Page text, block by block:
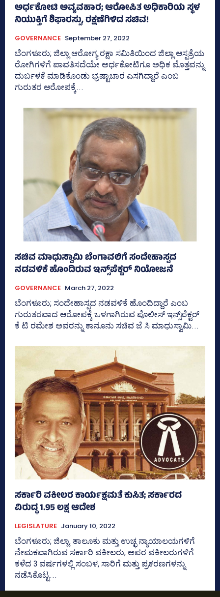
ಅರ್ಧಕೋಟಿ ಅವ್ಯವಹಾರ; ಆರೋಪಿತ ಅಧಿಕಾರಿಯ ಸ್ಥಳ
ನಿಯುಕ್ತಿಗೆ ಶಿಫಾರಸ್ಸು, ರಕ್ಷಣೆಗಿಳಿದ ಸಚಿವ!
GOVERNANCE September 27, 2022
ಬೆಂಗಳೂರು; ಜಿಲ್ಲಾ ಆರೋಗ್ಯ ರಕ್ಷಾ ಸಮಿತಿಯಿಂದ ಜಿಲ್ಲಾ ಆಸ್ಪತ್ರೆಯ
ರೋಗಿಗಳಿಗೆ ಪಾವತಿಸದೆಯೇ ಅರ್ಧಕೋಟಿಗೂ ಅಧಿಕ ಮೊತ್ತವನ್ನು
ದುರ್ಬಳಕೆ ಮಾಡಿಕೊಂಡು ಭ್ರಷ್ಟಾಚಾರ ಎಸಗಿದ್ದಾರೆ ಎಂಬ
ಗುರುತರ ಆರೋಪಕ್ಕೆ...
ಸಚಿವ ಮಾಧುಸ್ವಾಮಿ ಬೆಂಗಾವಲಿಗೆ ಸಂದೇಹಾಸ್ಪದ
ನಡವಳಿಕೆ ಹೊಂದಿರುವ ಇನ್ಸ್‌ಪೆಕ್ಟರ್‌ ನಿಯೋಜನೆ
GOVERNANCE March 27, 2022
ಬೆಂಗಳೂರು; ಸಂದೇಹಾಸ್ಪದ ನಡವಳಿಕೆ ಹೊಂದಿದ್ದಾರೆ ಎಂಬ
ಗುರುತರವಾದ ಆರೋಪಕ್ಕೆ ಒಳಗಾಗಿರುವ ಪೊಲೀಸ್‌ ಇನ್ಸ್‌ಪೆಕ್ಟರ್‌
ಕೆ ಟಿ ರಮೇಶ ಅವರನ್ನು ಕಾನೂನು ಸಚಿವ ಜೆ ಸಿ ಮಾಧುಸ್ವಾಮಿ...
ಸರ್ಕಾರಿ ವಕೀಲರ ಕಾರ್ಯಕ್ಷಮತೆ ಕುಸಿತ; ಸರ್ಕಾರದ
ವಿರುದ್ಧ 1.95 ಲಕ್ಷ ಆದೇಶ
LEGISLATURE January 10, 2022
ಬೆಂಗಳೂರು; ಜಿಲ್ಲಾ, ತಾಲೂಕು ಮತ್ತು ಉಚ್ಛ ನ್ಯಾಯಾಲಯಗಳಿಗೆ
ನೇಮಕವಾಗಿರುವ ಸರ್ಕಾರಿ ವಕೀಲರು, ಅಪರ ವಕೀಲರುಗಳಿಗೆ
ಕಳೆದ 3 ವರ್ಷಗಳಲ್ಲಿ ಸಂಬಳ, ಸಾರಿಗೆ ಮತ್ತು ಪ್ರಕರಣಗಳನ್ನು
ನಡೆಸಿಕೊಟ್ಟ...